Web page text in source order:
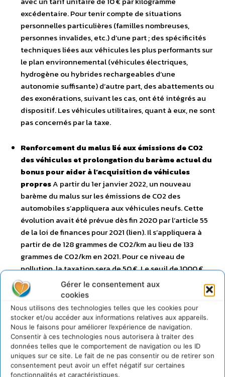
Gérer le consentement aux
cookies
Nous utilisons des technologies telles que les cookies pour
stocker et/ou accéder aux informations relatives aux appareils.
Nous le faisons pour améliorer l’expérience de navigation.
Consentir à ces technologies nous autorisera à traiter des
données telles que le comportement de navigation ou les ID
uniques sur ce site. Le fait de ne pas consentir ou de retirer son
consentement peut avoir un effet négatif sur certaines
fonctionnalités et caractéristiques.
excédentaire. Pour tenir compte de situations
personnelles particulières (familles nombreuses,
personnes invalides, etc.) d’une part ; des spécificités
techniques liées aux véhicules les plus performants sur
le plan environnemental (véhicules électriques,
hydrogène ou hybrides rechargeables d’une
autonomie suffisante) d’autre part, des abattements ou
des exonérations, suivant les cas, ont été intégrés au
dispositif. Les véhicules utilitaires, quant à eux, ne sont
pas concernés par la taxe.
Renforcement du malus lié aux émissions de CO2
des véhicules et prolongation du barème actuel du
bonus pour aider à l’acquisition de véhicules
propresA partir du 1er janvier 2022, un nouveau
barème du malus sur les émissions de CO2 des
automobiles s’appliquera aux véhicules neufs. Cette
évolution avait été prévue dès fin 2020 par l’article 55
de la loi de finances pour 2021 (lien). Il s’appliquera à
partir de de 128 grammes de CO2/km au lieu de 133
grammes de CO2/km en 2021. Pour ce niveau de
pollution, la taxation sera de 50 €. Le seuil de 1000 €
sera atteint dès 151 grammes de CO2/km (1074 €), au lieu
de 156 grammes de CO2/km en 2021. La dernière tranche
du barème s’élèvera à 40 000 € pour les véhicules
ayant un taux de CO2 supérieur à 223 grammes de
CO2/km (au lieu de 30 000 € en 2021 pour les plus de 218
grammes de CO2/km). En contrepartie de ces
évolutions, et dans un contexte de forte hausse
récente des prix des carburants, le barème du bonus